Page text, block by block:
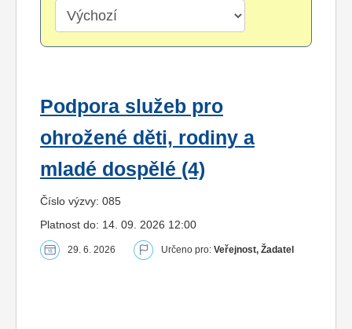
Podpora služeb pro
ohrožené děti, rodiny a
mladé dospělé (4)
Číslo výzvy: 085
Platnost do: 14. 09. 2026 12:00
29. 6. 2026 Určeno pro: Veřejnost, Žadatel